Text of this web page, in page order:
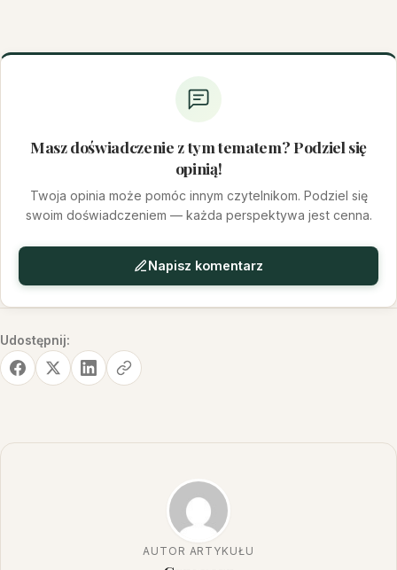
Masz doświadczenie z tym tematem? Podziel się
opinią!
Twoja opinia może pomóc innym czytelnikom. Podziel się
swoim doświadczeniem — każda perspektywa jest cenna.
Napisz komentarz
Udostępnij:
AUTOR ARTYKUŁU